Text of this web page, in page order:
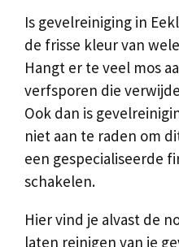
Is gevelreiniging in
de frisse kleur van
Hangt er te veel mos
verfsporen die
Ook dan is
niet aan te raden om
een gespecialiseerde
schakelen.
Hier vind je alvast de
laten reinigen van je